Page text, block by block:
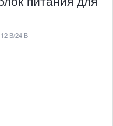
В/24 В